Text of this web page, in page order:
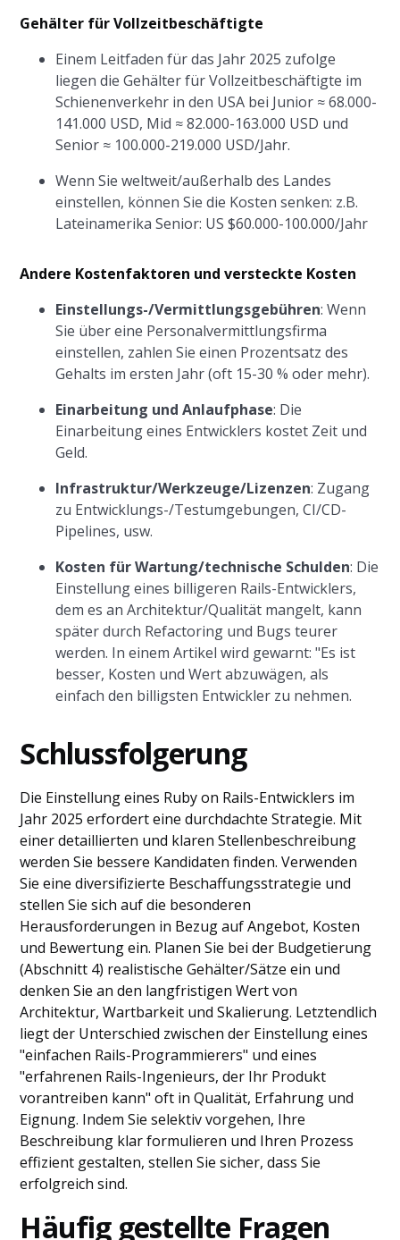
Gehälter für Vollzeitbeschäftigte
Einem Leitfaden für das Jahr 2025 zufolge
liegen die Gehälter für Vollzeitbeschäftigte im
Schienenverkehr in den USA bei Junior ≈ 68.000-
141.000 USD, Mid ≈ 82.000-163.000 USD und
Senior ≈ 100.000-219.000 USD/Jahr.
Wenn Sie weltweit/außerhalb des Landes
einstellen, können Sie die Kosten senken: z.B.
Lateinamerika Senior: US $60.000-100.000/Jahr
Andere Kostenfaktoren und versteckte Kosten
Einstellungs-/Vermittlungsgebühren: Wenn
Sie über eine Personalvermittlungsfirma
einstellen, zahlen Sie einen Prozentsatz des
Gehalts im ersten Jahr (oft 15-30 % oder mehr).
Einarbeitung und Anlaufphase: Die
Einarbeitung eines Entwicklers kostet Zeit und
Geld.
Infrastruktur/Werkzeuge/Lizenzen: Zugang
zu Entwicklungs-/Testumgebungen, CI/CD-
Pipelines, usw.
Kosten für Wartung/technische Schulden: Die
Einstellung eines billigeren Rails-Entwicklers,
dem es an Architektur/Qualität mangelt, kann
später durch Refactoring und Bugs teurer
werden. In einem Artikel wird gewarnt: "Es ist
besser, Kosten und Wert abzuwägen, als
einfach den billigsten Entwickler zu nehmen.
Schlussfolgerung
Die Einstellung eines Ruby on Rails-Entwicklers im
Jahr 2025 erfordert eine durchdachte Strategie. Mit
einer detaillierten und klaren Stellenbeschreibung
werden Sie bessere Kandidaten finden. Verwenden
Sie eine diversifizierte Beschaffungsstrategie und
stellen Sie sich auf die besonderen
Herausforderungen in Bezug auf Angebot, Kosten
und Bewertung ein. Planen Sie bei der Budgetierung
(Abschnitt 4) realistische Gehälter/Sätze ein und
denken Sie an den langfristigen Wert von
Architektur, Wartbarkeit und Skalierung. Letztendlich
liegt der Unterschied zwischen der Einstellung eines
"einfachen Rails-Programmierers" und eines
"erfahrenen Rails-Ingenieurs, der Ihr Produkt
vorantreiben kann" oft in Qualität, Erfahrung und
Eignung. Indem Sie selektiv vorgehen, Ihre
Beschreibung klar formulieren und Ihren Prozess
effizient gestalten, stellen Sie sicher, dass Sie
erfolgreich sind.
Häufig gestellte Fragen